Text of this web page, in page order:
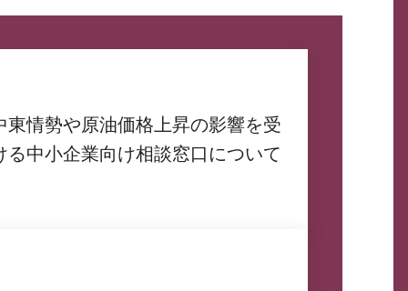
東情勢や原油価格上昇の影響を受
る中小企業向け相談窓口について